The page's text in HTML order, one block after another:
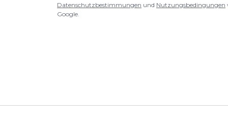
Datenschutzbestimmungen und Nutzungsbedingungen
Google.